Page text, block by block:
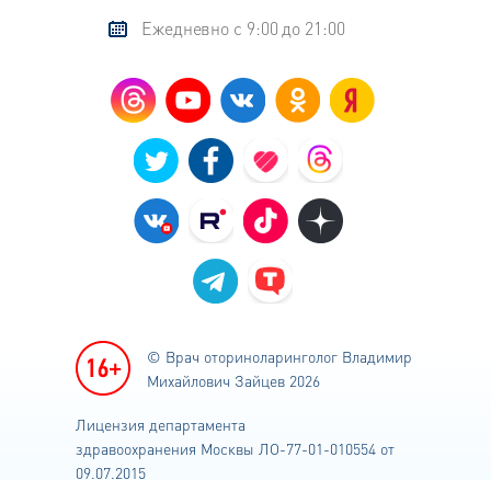
Ежедневно с 9:00 до 21:00
© Врач оториноларинголог Владимир
Михайлович Зайцев 2026
Лицензия департамента
здравоохранения Москвы ЛО-77-01-010554 от
09.07.2015